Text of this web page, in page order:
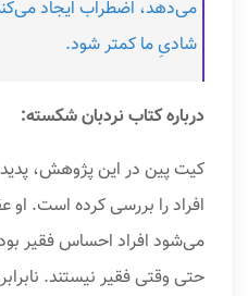
می‌دهد، اضطراب ایجاد
شادیِ ما کمتر شود.
درباره کتاب نردبان شکسته:
کیت پین در این پژوهش، پدیده
افراد را بررسی کرده است. او
می‌شود افراد احساس فقیر
حتی وقتی فقیر نیستند.